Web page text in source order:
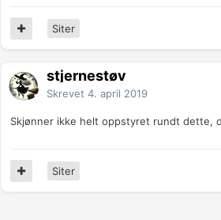
Siter
stjernestøv
Skrevet 4. april 2019
Skjønner ikke helt oppstyret rundt dette,
Siter